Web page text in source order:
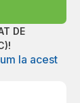
DE
la acest